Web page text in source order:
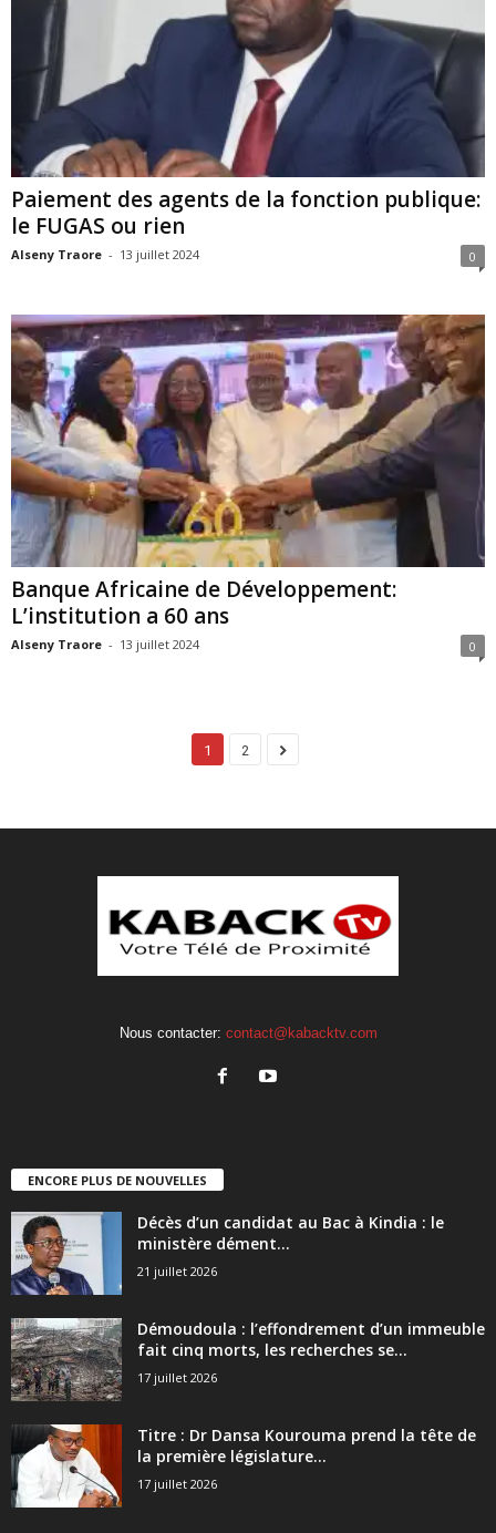
Paiement des agents de la fonction publique:
le FUGAS ou rien
Alseny Traore - 13 juillet 2024 0
Banque Africaine de Développement:
L’institution a 60 ans
Alseny Traore - 13 juillet 2024 0
1 2
Nous contacter: contact@kabacktv.com
ENCORE PLUS DE NOUVELLES
Décès d’un candidat au Bac à Kindia : le
ministère dément...
21 juillet 2026
Démoudoula : l’effondrement d’un immeuble
fait cinq morts, les recherches se...
17 juillet 2026
Titre : Dr Dansa Kourouma prend la tête de
la première législature...
17 juillet 2026